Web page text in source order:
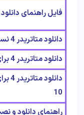
فایل راهنمای دانلود
دانلود متاتریدر 4 نسخه اصلی
دانلود متاتریدر 4 برای کامپیوتر
دانلود
10